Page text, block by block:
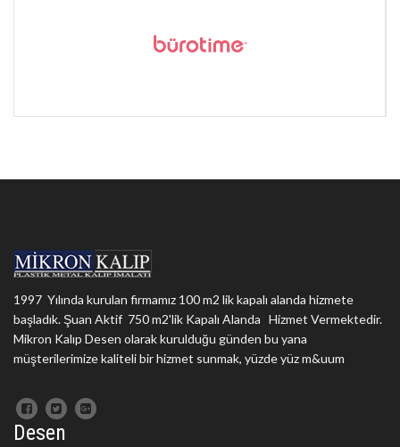
1997 Yılında kurulan firmamız 100 m2 lik kapalı alanda hizmete
başladık. Şuan Aktif 750 m2'lik Kapalı Alanda Hizmet Vermektedir.
Mikron Kalıp Desen olarak kurulduğu günden bu yana
müşterilerimize kaliteli bir hizmet sunmak, yüzde yüz m&uum
Desen